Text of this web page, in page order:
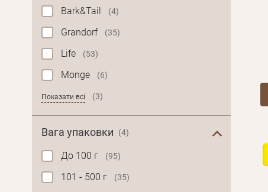
Bark&Tail (4)
Grandorf (35)
Life (53)
Monge (6)
Показати всі (3)
Вага упаковки (4)
До 100 г (95)
101 - 500 г (35)